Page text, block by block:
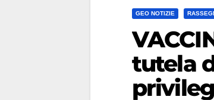
GEO NOTIZIE
tutela